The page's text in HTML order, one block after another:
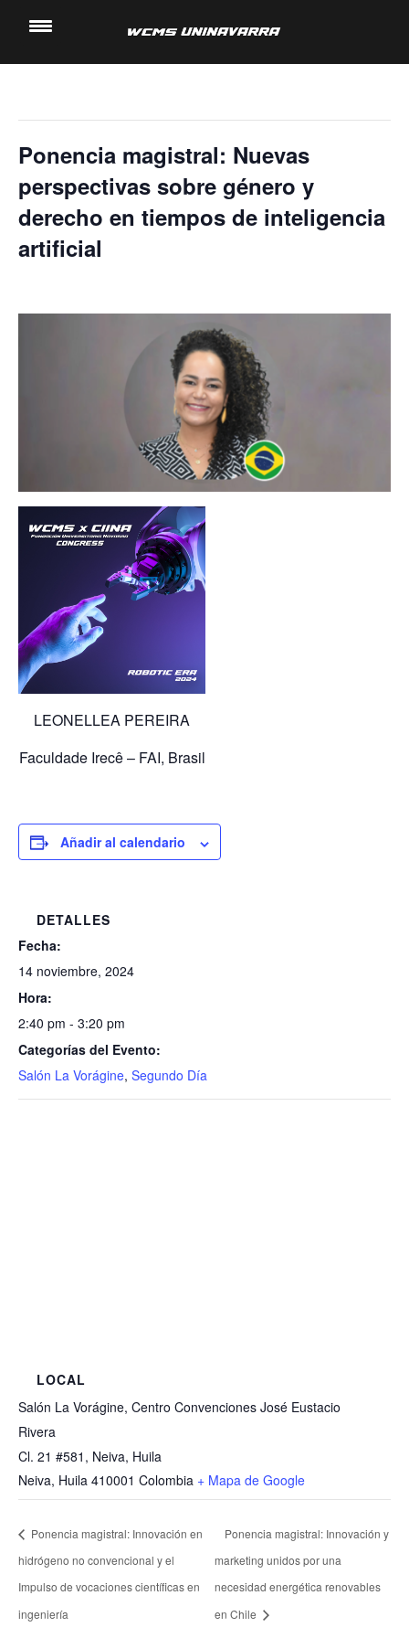
Ponencia magistral: Nuevas
perspectivas sobre género y
derecho en tiempos de inteligencia
artificial
LEONELLEA PEREIRA
Faculdade Irecê – FAI, Brasil
Añadir al calendario
DETALLES
Fecha:
14 noviembre, 2024
Hora:
2:40 pm - 3:20 pm
Categorías del Evento:
Salón La Vorágine, Segundo Día
LOCAL
Salón La Vorágine, Centro Convenciones José Eustacio
Rivera
Cl. 21 #581, Neiva, Huila
Neiva, Huila 410001 Colombia + Mapa de Google
Ponencia magistral: Innovación en
hidrógeno no convencional y el
Impulso de vocaciones científicas en
ingeniería
Ponencia magistral: Innovación y
marketing unidos por una
necesidad energética renovables
en Chile